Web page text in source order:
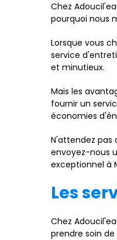
Chez
pourquoi nous
Lorsque vous
service
et minutieux.
Mais les
fournir un
économies
N'attendez pas
envoyez-nous
exceptionnel à
Les
Chez
prendre soin